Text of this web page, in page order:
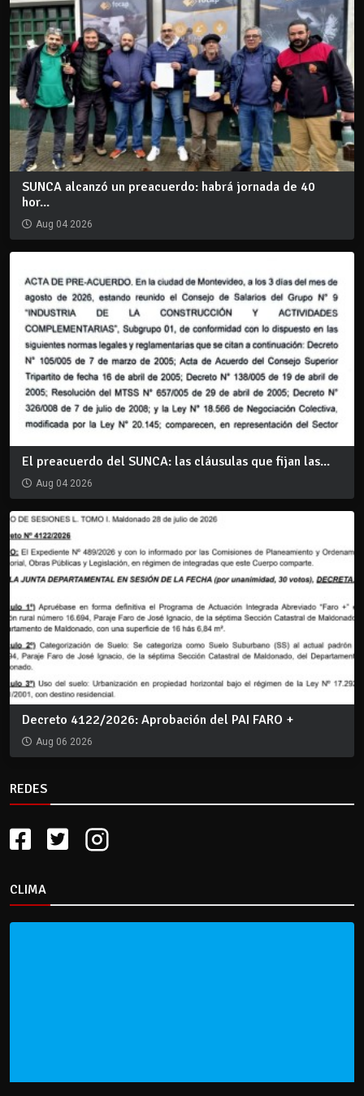
SUNCA alcanzó un preacuerdo: habrá jornada de 40
hor...
Aug 04 2026
El preacuerdo del SUNCA: las cláusulas que fijan las...
Aug 04 2026
Decreto 4122/2026: Aprobación del PAI FARO +
Aug 06 2026
REDES
CLIMA